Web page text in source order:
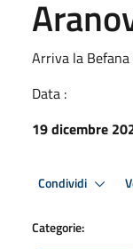
Arriva la
Data :
19 dicembre
Condividi
Categorie: